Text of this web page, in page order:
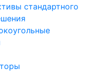
стандартного